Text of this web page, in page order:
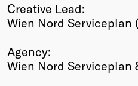
Creative Lead:
Wien Nord Serviceplan
Agency:
Wien Nord Serviceplan